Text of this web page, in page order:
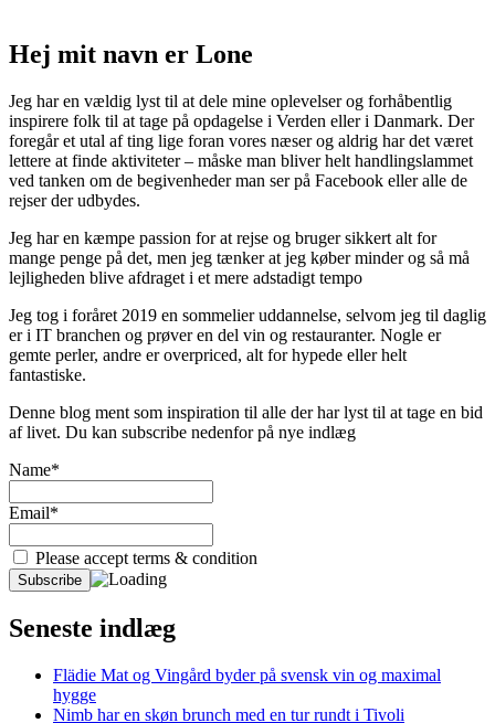
Hej mit navn er Lone
Jeg har en vældig lyst til at dele mine oplevelser og forhåbentlig
inspirere folk til at tage på opdagelse i Verden eller i Danmark. Der
foregår et utal af ting lige foran vores næser og aldrig har det været
lettere at finde aktiviteter – måske man bliver helt handlingslammet
ved tanken om de begivenheder man ser på Facebook eller alle de
rejser der udbydes.
Jeg har en kæmpe passion for at rejse og bruger sikkert alt for
mange penge på det, men jeg tænker at jeg køber minder og så må
lejligheden blive afdraget i et mere adstadigt tempo
Jeg tog i foråret 2019 en sommelier uddannelse, selvom jeg til daglig
er i IT branchen og prøver en del vin og restauranter. Nogle er
gemte perler, andre er overpriced, alt for hypede eller helt
fantastiske.
Denne blog ment som inspiration til alle der har lyst til at tage en bid
af livet. Du kan subscribe nedenfor på nye indlæg
Name*
Email*
Please accept terms & condition
Seneste indlæg
Flädie Mat og Vingård byder på svensk vin og maximal
hygge
Nimb har en skøn brunch med en tur rundt i Tivoli